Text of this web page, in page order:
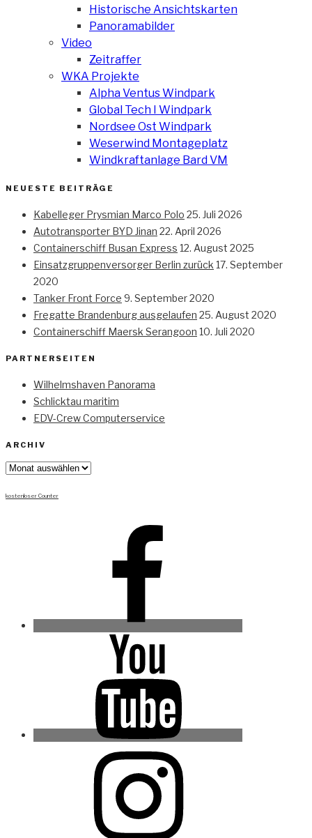
Historische Ansichtskarten
Panoramabilder
Video
Zeitraffer
WKA Projekte
Alpha Ventus Windpark
Global Tech I Windpark
Nordsee Ost Windpark
Weserwind Montageplatz
Windkraftanlage Bard VM
NEUESTE BEITRÄGE
Kabelleger Prysmian Marco Polo 25. Juli 2026
Autotransporter BYD Jinan 22. April 2026
Containerschiff Busan Express 12. August 2025
Einsatzgruppenversorger Berlin zurück 17. September
2020
Tanker Front Force 9. September 2020
Fregatte Brandenburg ausgelaufen 25. August 2020
Containerschiff Maersk Serangoon 10. Juli 2020
PARTNERSEITEN
Wilhelmshaven Panorama
Schlicktau maritim
EDV-Crew Computerservice
ARCHIV
Archiv
kostenloser Counter